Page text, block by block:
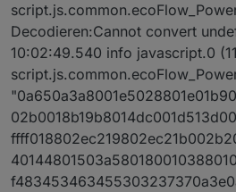
Decodieren:Cannot convert
10:02:49.540 info javascript.0